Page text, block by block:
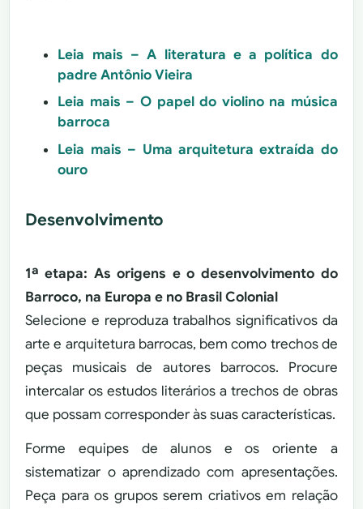
Leia mais – A literatura e a política do
padre Antônio Vieira
Leia mais – O papel do violino na música
barroca
Leia mais – Uma arquitetura extraída do
ouro
Desenvolvimento
1ª etapa: As origens e o desenvolvimento do
Barroco, na Europa e no Brasil Colonial
Selecione e reproduza trabalhos significativos da
arte e arquitetura barrocas, bem como trechos de
peças musicais de autores barrocos. Procure
intercalar os estudos literários a trechos de obras
que possam corresponder às suas características.
Forme equipes de alunos e os oriente a
sistematizar o aprendizado com apresentações.
Peça para os grupos serem criativos em relação